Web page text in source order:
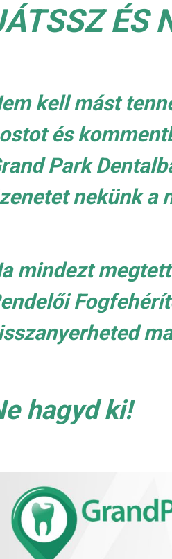
ÉS
kell mást
és
Park
nekünk a
mindezt
hagyd ki!